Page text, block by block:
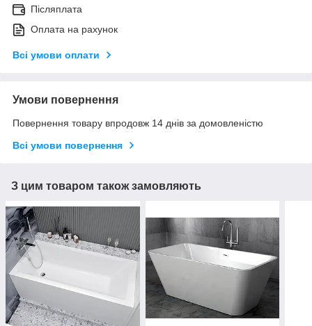
Післяплата
Оплата на рахунок
Всі умови оплати
Умови повернення
Повернення товару впродовж 14 днів за домовленістю
Всі умови повернення
З цим товаром також замовляють